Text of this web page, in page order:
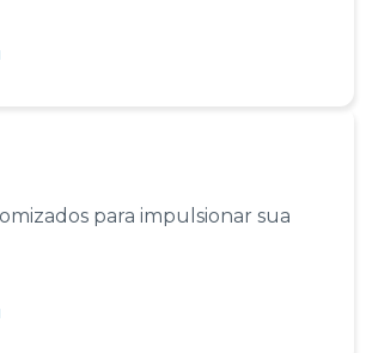
para impulsionar sua